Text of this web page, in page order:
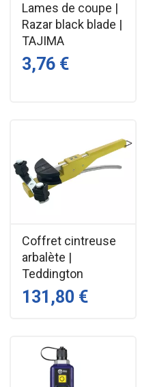
Lames de coupe |
Razar black blade |
TAJIMA
3,76 €
Coffret cintreuse
arbalète |
Teddington
131,80 €